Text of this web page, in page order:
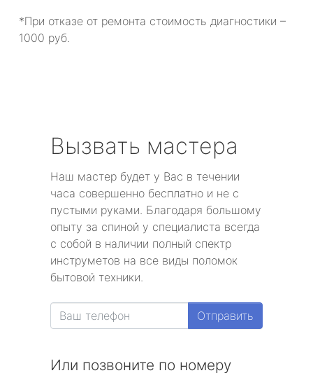
*При отказе от ремонта стоимость диагностики –
1000 руб.
Вызвать мастера
Наш мастер будет у Вас в течении
часа совершенно бесплатно и не с
пустыми руками. Благодаря большому
опыту за спиной у специалиста всегда
с собой в наличии полный спектр
инструметов на все виды поломок
бытовой техники.
Отправить
Или позвоните по номеру